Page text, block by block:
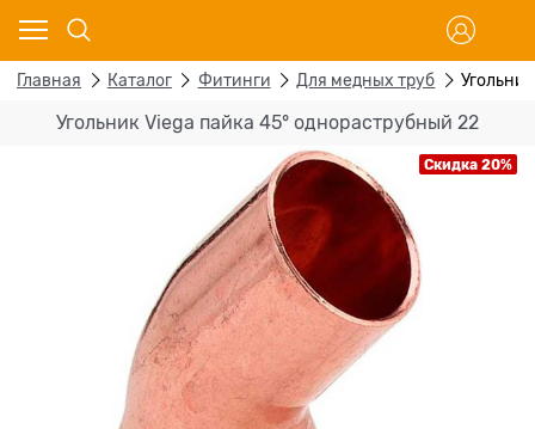
Главная Каталог Фитинги Для медных труб
Угольник Viega пайка 45° однораструбный 22
Скидка 20%